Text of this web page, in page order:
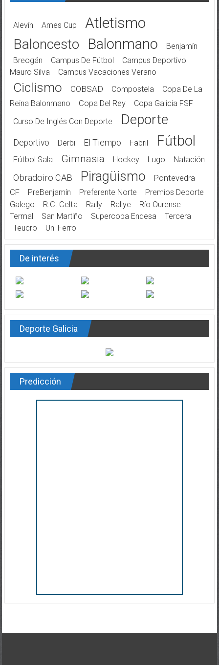
Alevín Ames Cup Atletismo
Baloncesto Balonmano
Benjamín
Breogán
Campus De Fútbol
Campus Deportivo
Mauro Silva
Campus Vacaciones Verano
Ciclismo COBSAD Compostela
Copa De La
Reina Balonmano
Copa Del Rey
Copa Galicia FSF
Curso De Inglés Con Deporte
Deporte
Deportivo Derbi El Tiempo Fabril Fútbol
Fútbol Sala Gimnasia Hockey Lugo Natación
Obradoiro CAB Piragüismo
Pontevedra
CF
PreBenjamín Preferente Norte
Premios Deporte
Galego
R.C. Celta Rally Rallye
Río Ourense
Termal
San Martiño Supercopa Endesa
Tercera
Teucro
Uni Ferrol
De interés
Deporte Galicia
Predicción